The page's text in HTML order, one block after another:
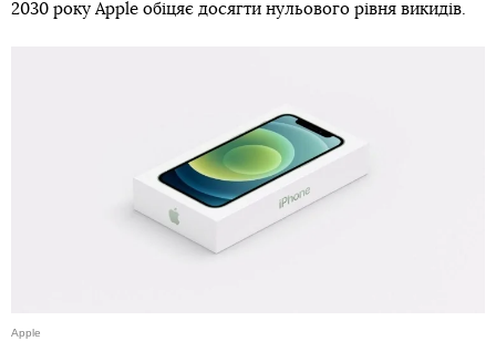
2030 року Apple обіцяє досягти нульового рівня викидів.
Apple